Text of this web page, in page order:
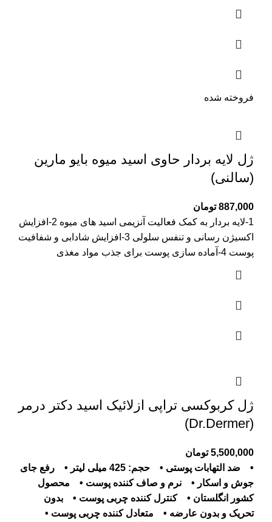
فروخته شده
ژل لایه بردار حاوی اسید میوه بایو مارین
(سالنی)
887,000 تومان
1-لایه بردار به کمک فعالیت آنزیمی اسید های میوه 2-افزایش
اکسیژن رسانی و تنفس سلولی 3-افزایش شادابی و شفافیت
پوست 4-آماده سازی پوست برای جذب مواد مغذی
ژل کربوکسی تراپی ازلائیک اسید دکتر درمر
(Dr.Dermer)
5,500,000 تومان
• ضد التهابات پوستی • حجم: 425 میلی لیتر
• رفع جای
جوش و اسکار • نرم و صاف کننده پوست • محصول
کشور انگلستان • کنترل کننده چربی پوست • بدون
تحریک و بدون عارضه • متعادل کننده چربی پوست •